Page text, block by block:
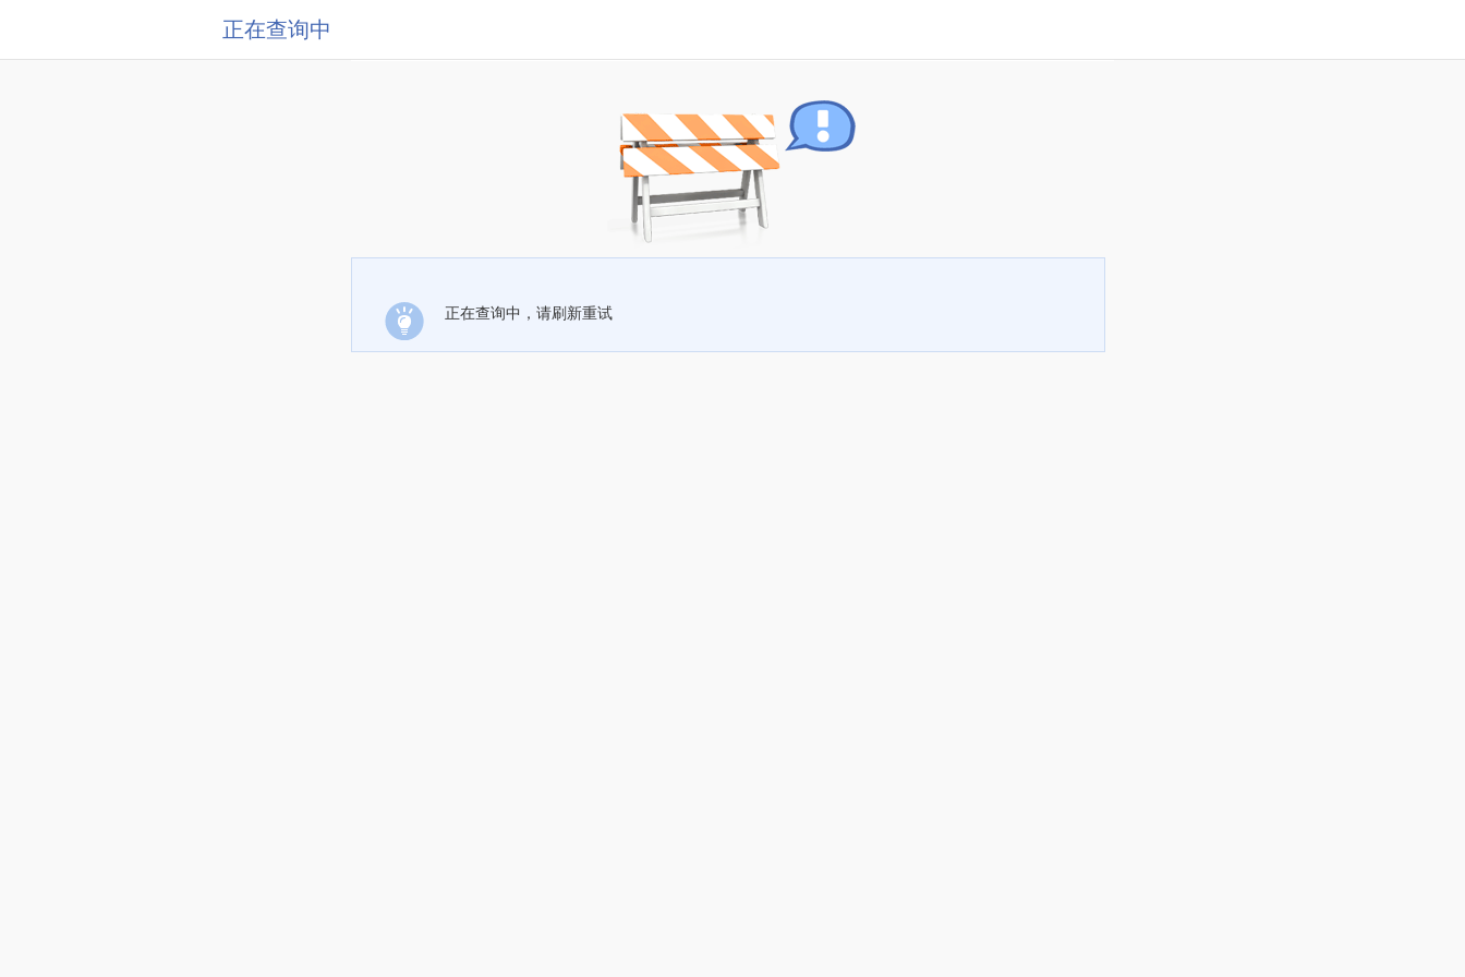
正在查询中
正在查询中，请刷新重试